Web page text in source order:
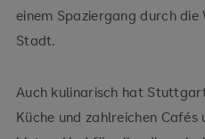
einem Spaziergang durch
Stadt.
Auch kulinarisch hat
Küche und zahlreichen